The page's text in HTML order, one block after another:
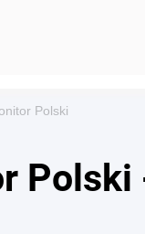
Polski
Polski